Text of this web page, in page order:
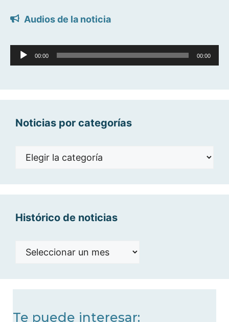
Audios de la noticia
Reproductor
de
00:00 00:00
Noticias por categorías
Noticias
Histórico de noticias
Histórico
Te puede interesar: